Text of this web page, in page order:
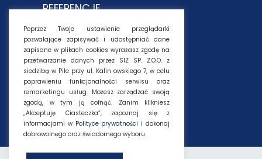
REFERENCJE
MARGO WORLDWIDE
ENEA MEC SP. Z O.O.
MONDI POLSKA
POLSKA PRESS
SCHMITH POLSKA
SIMS RECYCLING
SOLLUX LIGHTING
TJ LOGISTIC
Poprzez Twoje ustawienie przeglądarki
pozwalające zapisywać i udostępniać dane
zapisane w plikach cookies wyrażasz zgodę na
przetwarzanie danych przez SIZ SP. Z.O.O. z
siedzibą w Pile przy ul. Kalin owskiego 7, w celu
poprawieniu funkcjonalności serwisu oraz
remarketingu usług. Możesz zarządzać swoją
zgodą, w tym ją cofnąć. Zanim klikniesz
„Akceptuję Ciasteczka”, zapoznaj się z
informacjami w Polityce prywatności i dokonaj
dobrowolnego oraz świadomego wyboru.